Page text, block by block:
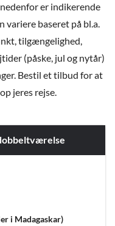
er indikerende
variere baseret på bl.a.
tilgængelighed,
(påske, jul og nytår)
Bestil et tilbud for at
jeres rejse.
i Madagaskar)